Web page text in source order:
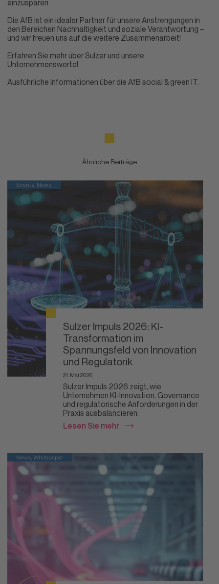
einzusparen
Die AfB ist ein idealer Partner für unsere Anstrengungen in
den Bereichen Nachhaltigkeit und soziale Verantwortung –
und wir freuen uns auf die weitere Zusammenarbeit!
Erfahren Sie mehr über Sulzer und unsere
Unternehmenswerte!
Ausführliche Informationen über die AfB social & green IT.
Ähnliche Beiträge
Events, News
Sulzer Impuls 2026: KI-
Transformation im
Spannungsfeld von Innovation
und Regulatorik
21. Mai 2026
Sulzer Impuls 2026 zeigt, wie
Unternehmen KI-Innovation, Governance
und regulatorische Anforderungen in der
Praxis ausbalancieren.
Lesen Sie mehr
News, Whitepaper